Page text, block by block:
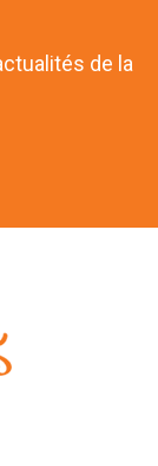
de la